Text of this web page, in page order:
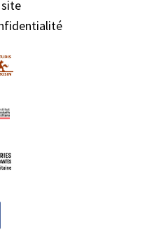
site